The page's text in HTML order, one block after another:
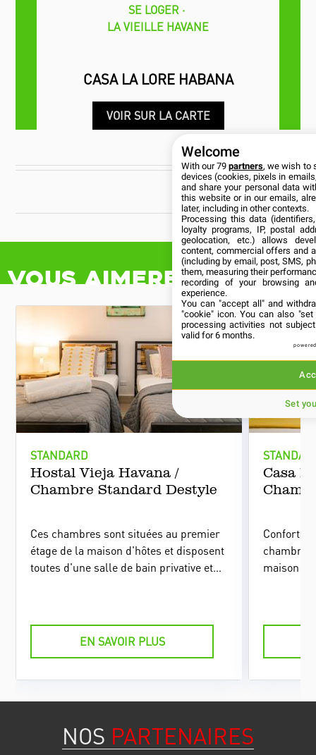
CASA LA LORE HABANA
LA VIEILLE HAVANE
VOIR SUR LA CARTE
CUBANÍA
Vous aimerez aussi
Hostal Vieja Havana /
Chambre Standard Destyle
étage de la maison d'hôtes et disposent
toutes d'une salle de bain privative et
d'un petit bureau. La décoration est
Casa
chambres
maison
plafonds,
NOS PARTENAIRES
Welcome
With our 79partners, we wish to
devices (cookies, pixels in
and share your personal data
this website or in our emails,
later, including in other contexts.
Processing this data
loyalty programs, IP, postal
geolocation, etc.) allows
content, commercial offers and
(including by email, post, SMS,
them, measuring their
recording of your browsing
experience.
You can "accept all" and
"cookie" icon. You can also
processing activities not
valid for 6 months.
Set